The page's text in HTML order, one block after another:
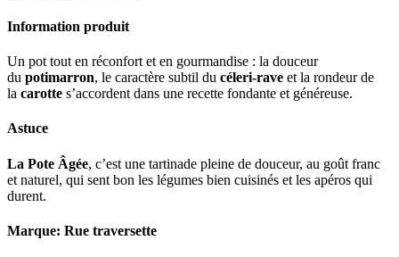
Information produit
Un pot tout en réconfort et en gourmandise : la douceur
du potimarron, le caractère subtil du céleri-rave et la rondeur de
la carotte s’accordent dans une recette fondante et généreuse.
Astuce
La Pote Âgée, c’est une tartinade pleine de douceur, au goût franc
et naturel, qui sent bon les légumes bien cuisinés et les apéros qui
durent.
Marque: Rue traversette